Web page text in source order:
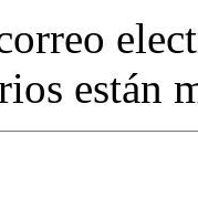
están